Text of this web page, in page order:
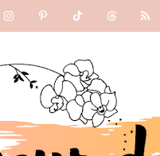
InstagramPinterestTikTokThreadsRSS